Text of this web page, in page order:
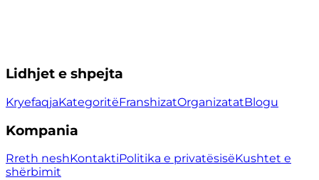
Lidhjet e shpejta
KryefaqjaKategoritëFranshizatOrganizatatBlogu
Kompania
Rreth neshKontaktiPolitika e privatësisëKushtet e
shërbimit